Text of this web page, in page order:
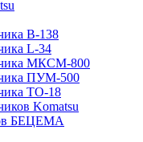
B-138
L-34
МКСМ-800
ПУМ-500
ТО-18
Komatsu
БЕЦЕМА